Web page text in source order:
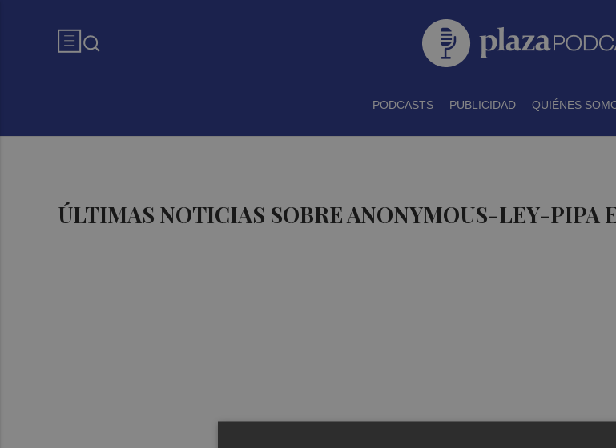
PODCASTS PUBLICIDAD QUIÉNES
ÚLTIMAS NOTICIAS SOBRE ANONYMOUS-LEY-PIPA